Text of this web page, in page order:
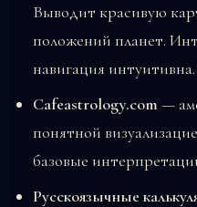
Выводит красивую
положений планет.
навигация интуитивна.
Cafeastrology.com —
понятной
базовые
Русскоязычные